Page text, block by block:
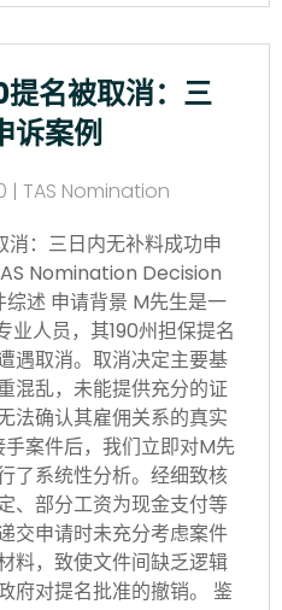
名被取消：三
诉案例
| TAS Nomination
消：三日内无补料成功申
Nomination Decision
述 申请背景 M先生是一
业人员，其190州担保提名
遇取消。取消决定主要基
混乱，未能提供充分的证
法确认其雇佣关系的真实
案件后，我们立即对M先
了系统性分析。经细致核
、部分工资为现金支付等
交申请时未充分考虑案件
料，致使文件间缺乏逻辑
府对提名批准的撤销。 鉴